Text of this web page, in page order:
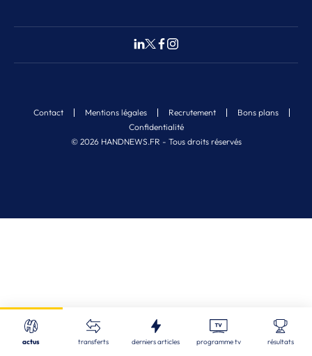
Recherche
© 2026 HANDNEWS.FR - Tous droits réservés
Contact Mentions légales Recrutement
Bons plans
Confidentialité
actus transferts derniers articles programme tv résultats
Nos derniers articles
CDF | 05/08/2026